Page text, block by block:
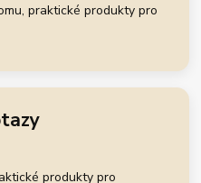
praktické produkty pro
produkty pro